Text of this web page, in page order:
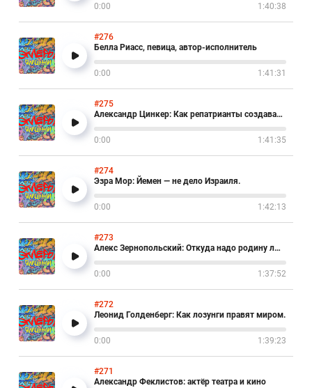
0:00 1:40:38
#276
Белла Риасс, певица, автор-исполнитель
0:00 1:41:31
#275
Александр Цинкер: Как репатрианты создавали партии в Израиле.
0:00 1:41:35
#274
Эзра Мор: Йемен — не дело Израиля.
0:00 1:42:13
#273
Алекс Зернопольский: Откуда надо родину любить?
0:00 1:37:52
#272
Леонид Голденберг: Как лозунги правят миром.
0:00 1:39:23
#271
Александр Феклистов: актёр театра и кино